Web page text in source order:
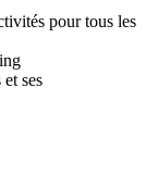
pour tous les
ses